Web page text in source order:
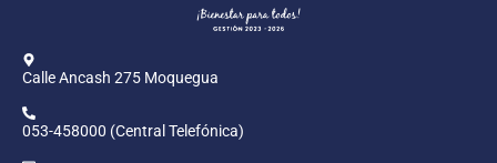
Calle Ancash 275 Moquegua
053-458000 (Central Telefónica)